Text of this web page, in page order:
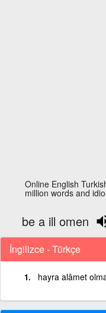
Online English
million words and
be a ill omen
İngilizce - Türkçe
hayra alâmet